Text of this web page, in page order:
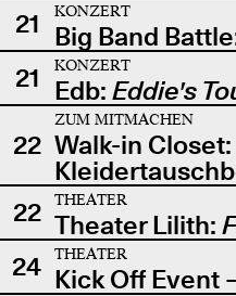
21
KONZERT
Big Band
21
KONZERT
Edb: Eddie's
22
ZUM MITMACHEN
Walk-in Closet:
22
THEATER
Theater Lilith:
24
THEATER
Kick Off Event